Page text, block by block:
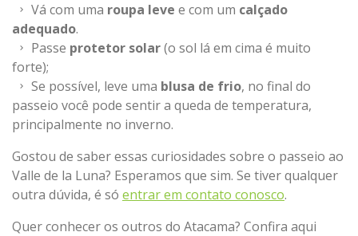
Vá com uma roupa leve e com um calçado
adequado.
Passe protetor solar(o sol lá em cima é muito
forte);
Se possível, leve uma blusa de frio, no final do
passeio você pode sentir a queda de temperatura,
principalmente no inverno.
Gostou de saber essas curiosidades sobre o passeio ao
Valle de la Luna? Esperamos que sim. Se tiver qualquer
outra dúvida, é só entrar em contato conosco.
Quer conhecer os outros do Atacama? Confira aqui